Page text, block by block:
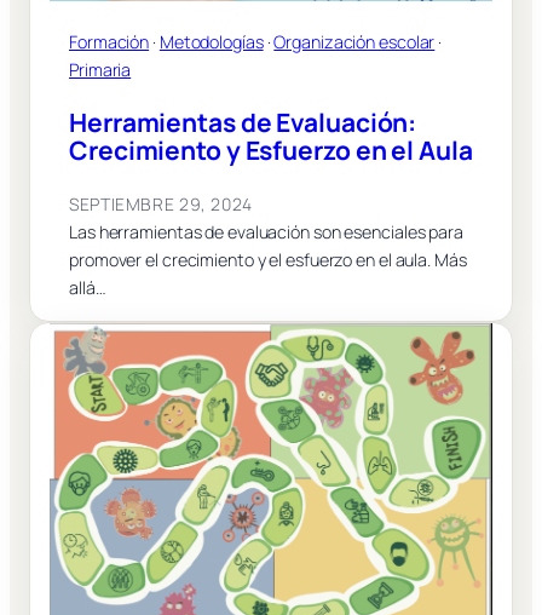
Formación · Metodologías · Organización escolar
Primaria
Herramientas de Evaluación:
Crecimiento y Esfuerzo en el Aula
SEPTIEMBRE 29, 2024
Las herramientas de evaluación son esenciales para
promover el crecimiento y el esfuerzo en el aula. Más
allá…